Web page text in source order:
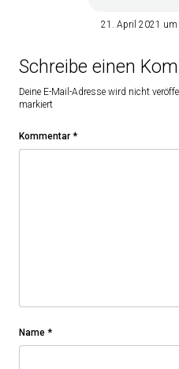
21. April 2021
Schreibe einen
Deine E-Mail-Adresse wird nicht
markiert
Kommentar *
Name *